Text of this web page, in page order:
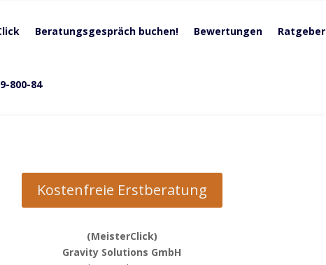
Beratungsgespräch buchen! Bewertungen Ratgeber
800-84
Kostenfreie Erstberatung
(MeisterClick)
Gravity Solutions GmbH